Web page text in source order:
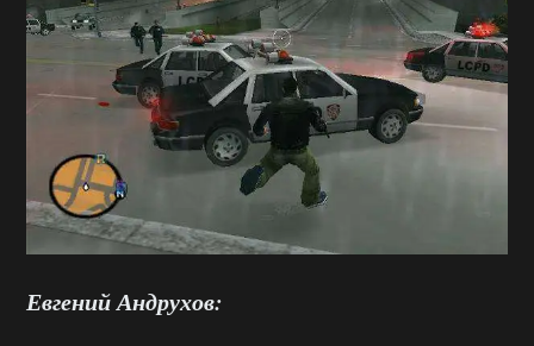
Евгений Андрухов: